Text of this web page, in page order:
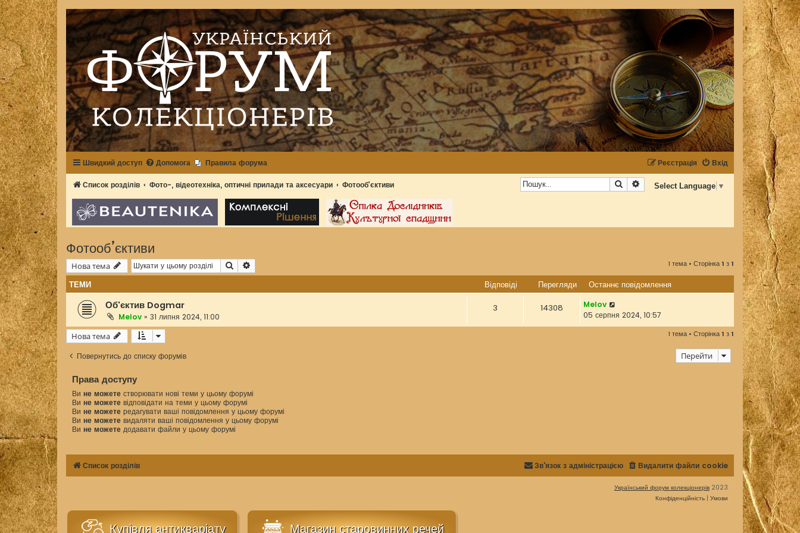
Швидкий доступ Допомога Правила форума Вхід
Реєстрація
Список розділів Фото-, відеотехніка, оптичні прилади та аксесуари Фотооб’єктиви Select Language ▼
Пошук Розширений пошук
Фотооб’єктиви
Нова тема Пошук 1 тема • Сторінка1 з1
ТЕМИ Відповіді Перегляди Останнє повідомлення
Об'єктив Dogmar
Melov » 31 липня 2024, 11:00
3 14308
Melov
05 серпня 2024, 10:57
Нова тема 1 тема • Сторінка1 з1
Повернутись до списку форумів Перейти
Права доступу
Ви не можете створювати нові теми у цьому форумі
Ви не можете відповідати на теми у цьому форумі
Ви не можете редагувати ваші повідомлення у цьому форумі
Ви не можете видаляти ваші повідомлення у цьому форумі
Ви не можете додавати файли у цьому форумі
Список розділів Видалити файли cookie
Зв'язок з адміністрацією
Український форум колекціонерів 2023
Конфіденційність | Умови
Купівля антикваріату Магазин старовинних речей